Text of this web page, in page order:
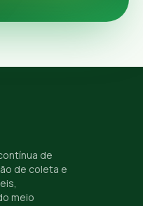
de
de coleta e
meio